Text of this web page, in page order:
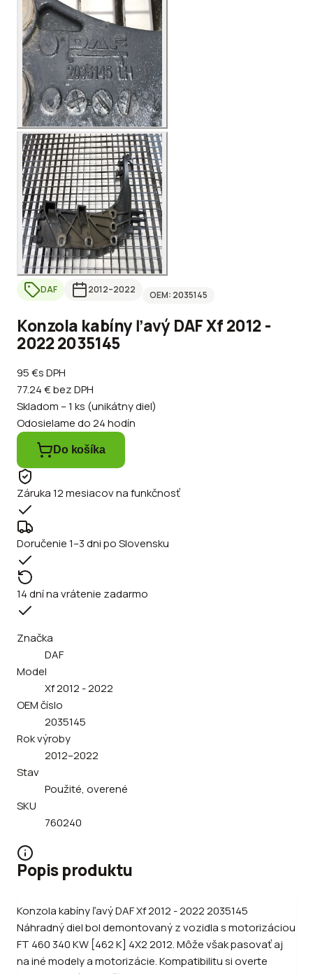
DAF 2012–2022 OEM: 2035145
Konzola kabíny ľavý DAF Xf 2012 -
2022 2035145
95 €s DPH
77.24 €bez DPH
Skladom – 1 ks (unikátny diel)
Odosielame do 24 hodín
Do košíka
Záruka 12 mesiacov na funkčnosť
Doručenie 1–3 dni po Slovensku
14 dní na vrátenie zadarmo
Značka
DAF
Model
Xf 2012 - 2022
OEM číslo
2035145
Rok výroby
2012–2022
Stav
Použité, overené
SKU
760240
Popis produktu
Konzola kabíny ľavý DAF Xf 2012 - 2022 2035145
Náhradný diel bol demontovaný z vozidla s motorizáciou
FT 460 340 KW [462 K] 4X2 2012. Môže však pasovať aj
na iné modely a motorizácie. Kompatibilitu si overte